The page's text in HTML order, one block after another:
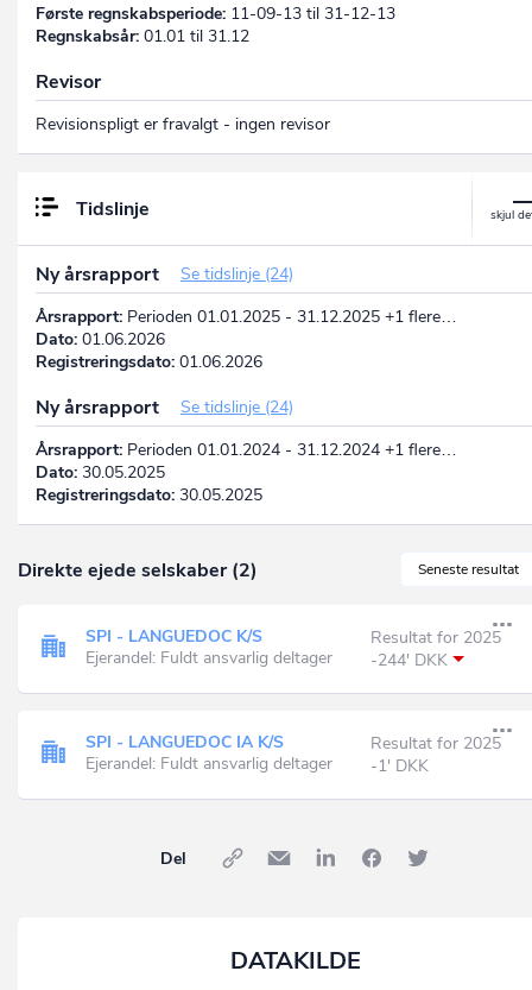
Første regnskabsperiode: 11-09-13 til 31-12-13
Regnskabsår: 01.01 til 31.12
Revisor
Revisionspligt er fravalgt - ingen revisor
Tidslinje
Ny årsrapport
Se tidslinje (24)
Årsrapport: Perioden 01.01.2025 - 31.12.2025 +1 flere…
Dato: 01.06.2026
Registreringsdato: 01.06.2026
Ny årsrapport
Se tidslinje (24)
Årsrapport: Perioden 01.01.2024 - 31.12.2024 +1 flere…
Dato: 30.05.2025
Registreringsdato: 30.05.2025
Seneste resultat
Direkte ejede selskaber (2)
SPI - LANGUEDOC K/S
Ejerandel: Fuldt ansvarlig deltager
Resultat for 2025
-244' DKK
SPI - LANGUEDOC IA K/S
Ejerandel: Fuldt ansvarlig deltager
Resultat for 2025
-1' DKK
Del
DATAKILDE